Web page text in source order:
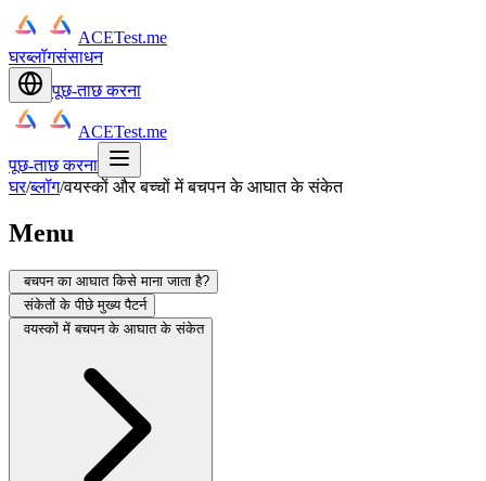
ACETest.me
घरब्लॉगसंसाधन
पूछ-ताछ करना
ACETest.me
पूछ-ताछ करना
घर/ब्लॉग/वयस्कों और बच्चों में बचपन के आघात के संकेत
Menu
बचपन का आघात किसे माना जाता है?
संकेतों के पीछे मुख्य पैटर्न
वयस्कों में बचपन के आघात के संकेत